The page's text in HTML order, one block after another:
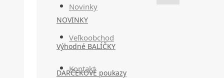
Novinky
Veľkoobchod
Kontakt
NOVINKY
Výhodné BALÍČKY
DARČEKOVÉ poukazy